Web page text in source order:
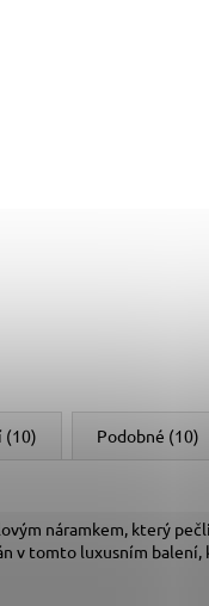
(10) Podobné (10)
náramkem, který
v tomto luxusním